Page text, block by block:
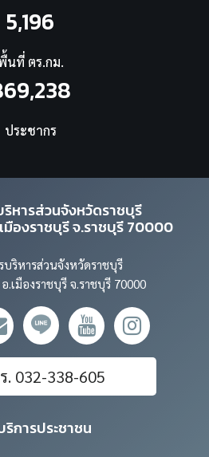
5,196
นที่ ตร.กม.
ประชากร
หารส่วนจังหวัดราชบุรี
มืองราชบุรี จ.ราชบุรี 70000
บริหารส่วนจังหวัดราชบุรี
.เมืองราชบุรี จ.ราชบุรี 70000
. 032-338-605
ริการประชาชน